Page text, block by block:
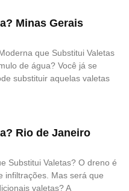
Minas Gerais
que Substitui Valetas
de água? Você já se
substituir aquelas valetas
Rio de Janeiro
Substitui Valetas? O dreno é
infiltrações. Mas será que
valetas? A